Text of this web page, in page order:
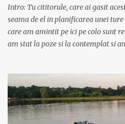
Intro: Tu cititorule, care ai gasit
seama de el in planificarea unei
care am amintit pe ici pe colo sunt
am stat la poze si la contemplat si
cuvenea ceva tare la munte, la
putea mai sus decat in Muntii
montana din Romania si cu cele
Moldoveanu, Negoiu si Vistea